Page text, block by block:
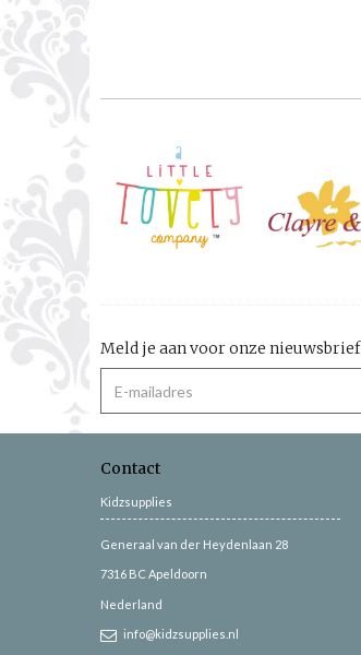
Meld je aan voor onze nieuwsbrief
Contact
Kidzsupplies
Generaal van der Heydenlaan 28
7316 BC Apeldoorn
Nederland
info@kidzsupplies.nl